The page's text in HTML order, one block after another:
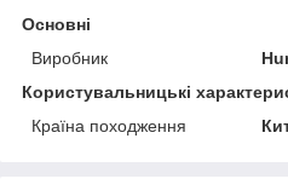
Основні
Виробник
Користувальницькі
Країна походження